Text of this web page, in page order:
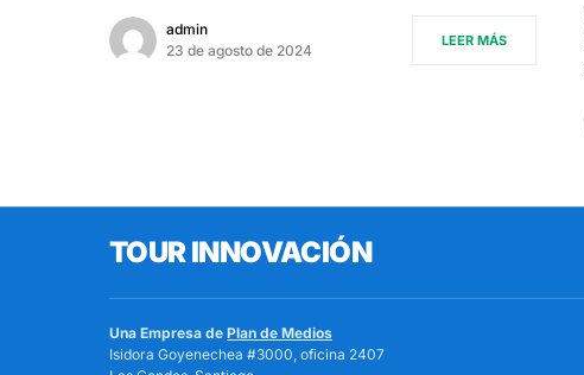
admin
23 de agosto de 2024
LEER MÁS
TOUR INNOVACIÓN
Una Empresa de Plan de Medios
Isidora Goyenechea #3000, oficina 2407